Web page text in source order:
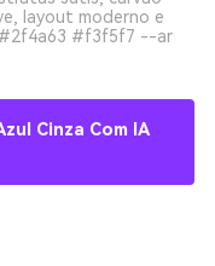
layout moderno e
#2f4a63 #f3f5f7 --ar
Cinza Com IA